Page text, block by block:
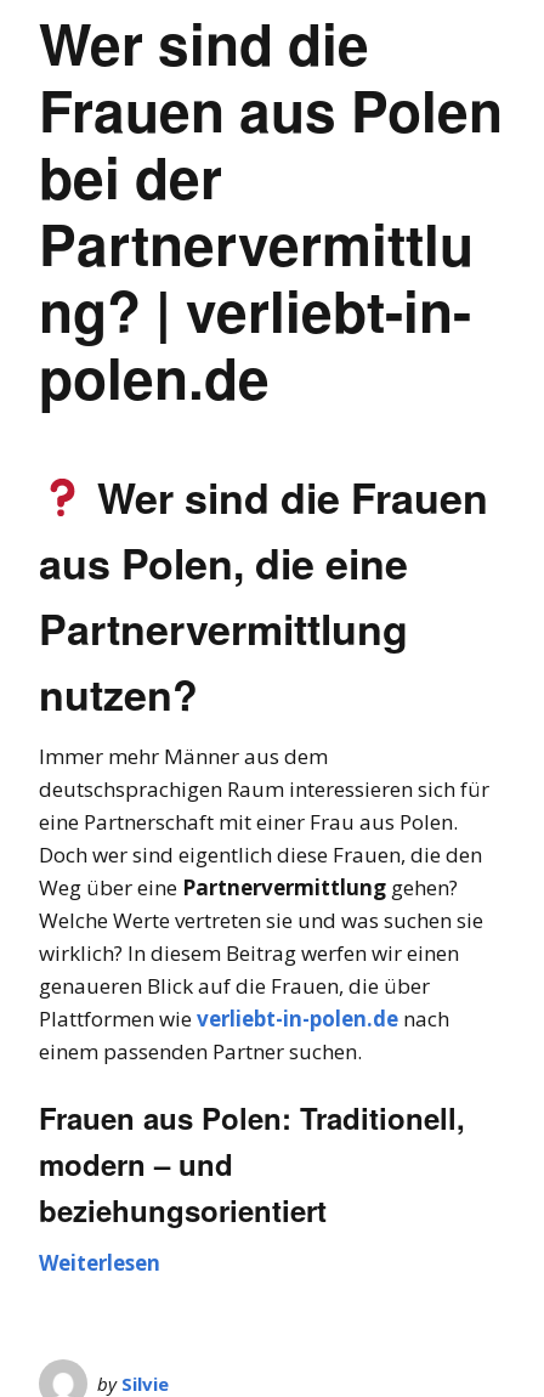
Wer sind die
Frauen aus Polen
bei der
Partnervermittlu
ng? | verliebt-in-
polen.de
Wer sind die Frauen
aus Polen, die eine
Partnervermittlung
nutzen?
Immer mehr Männer aus dem
deutschsprachigen Raum interessieren sich für
eine Partnerschaft mit einer Frau aus Polen.
Doch wer sind eigentlich diese Frauen, die den
Weg über eine Partnervermittlung gehen?
Welche Werte vertreten sie und was suchen sie
wirklich? In diesem Beitrag werfen wir einen
genaueren Blick auf die Frauen, die über
Plattformen wieverliebt-in-polen.de nach
einem passenden Partner suchen.
Frauen aus Polen: Traditionell,
modern – und
beziehungsorientiert
Weiterlesen
by Silvie